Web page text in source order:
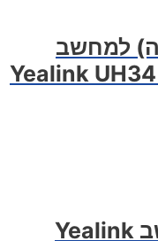
למחשב
מערכת ראש למחשב Yealink